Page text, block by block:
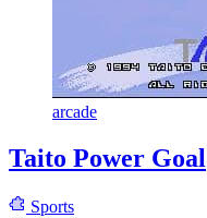
arcade
Taito Power Goal
Sports